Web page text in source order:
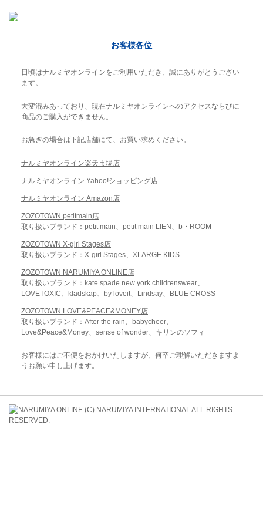
お客様各位
日頃はナルミヤオンラインをご利用いただき、誠にありがとうござい
ます。
大変混みあっており、現在ナルミヤオンラインへのアクセスならびに
商品のご購入ができません。
お急ぎの場合は下記店舗にて、お買い求めください。
ナルミヤオンライン楽天市場店
ナルミヤオンライン Yahoo!ショッピング店
ナルミヤオンライン Amazon店
ZOZOTOWN petitmain店
取り扱いブランド：petit main、petit main LIEN、b・ROOM
ZOZOTOWN X-girl Stages店
取り扱いブランド：X-girl Stages、XLARGE KIDS
ZOZOTOWN NARUMIYA ONLINE店
取り扱いブランド：kate spade new york childrenswear、
LOVETOXIC、kladskap、by loveit、Lindsay、BLUE CROSS
ZOZOTOWN LOVE&PEACE&MONEY店
取り扱いブランド：After the rain、babycheer、
Love&Peace&Money、sense of wonder、キリンのソフィ
お客様にはご不便をおかけいたしますが、何卒ご理解いただきますよ
うお願い申し上げます。